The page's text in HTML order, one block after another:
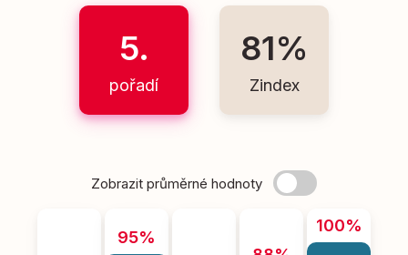
5.
pořadí
81%
Zindex
Zobrazit průměrné hodnoty
95%
100%